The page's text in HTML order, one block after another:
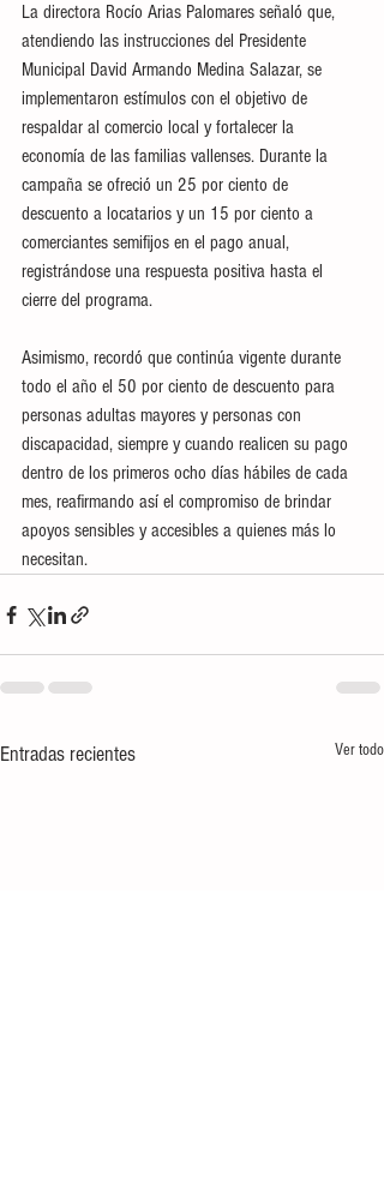
La directora Rocío Arias Palomares señaló que,
atendiendo las instrucciones del Presidente
Municipal David Armando Medina Salazar, se
implementaron estímulos con el objetivo de
respaldar al comercio local y fortalecer la
economía de las familias vallenses. Durante la
campaña se ofreció un 25 por ciento de
descuento a locatarios y un 15 por ciento a
comerciantes semifijos en el pago anual,
registrándose una respuesta positiva hasta el
cierre del programa.
Asimismo, recordó que continúa vigente durante
todo el año el 50 por ciento de descuento para
personas adultas mayores y personas con
discapacidad, siempre y cuando realicen su pago
dentro de los primeros ocho días hábiles de cada
mes, reafirmando así el compromiso de brindar
apoyos sensibles y accesibles a quienes más lo
necesitan.
Entradas recientes Ver todo